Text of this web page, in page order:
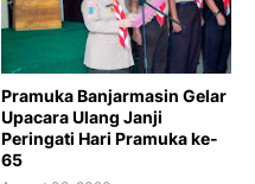
Pramuka Banjarmasin Gelar
Upacara Ulang Janji
Peringati Hari Pramuka ke-
65